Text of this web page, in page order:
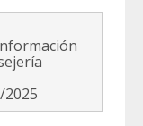
2025